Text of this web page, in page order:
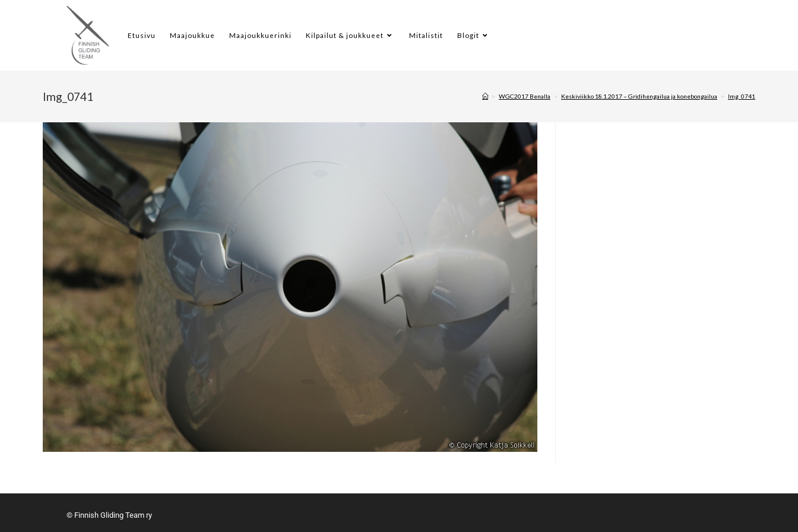
Etusivu Maajoukkue Maajoukkuerinki Kilpailut & joukkueet Mitalistit Blogit
Img_0741 > WGC2017 Benalla > Keskiviikko 18.1.2017 – Gridihengailua ja konebongailua > Img_0741
© Finnish Gliding Team ry